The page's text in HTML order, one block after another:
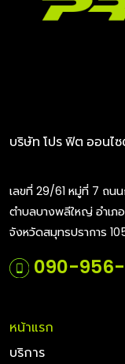
บริษัท โปร ฟิต ออนไ
เลขที่ 29/61 หมู่ที่ 7 ถน
ตำบลบางพลีใหญ่ อำเภ
จังหวัดสมุทรปราการ
090-
หน้าแรก
บริการ